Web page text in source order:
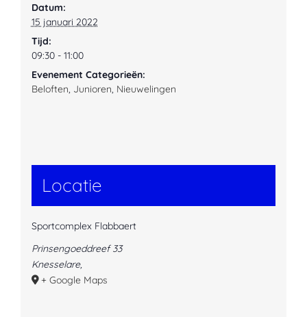
Datum:
15 januari 2022
Tijd:
09:30 - 11:00
Evenement Categorieën:
Beloften, Junioren, Nieuwelingen
Locatie
Sportcomplex Flabbaert
Prinsengoeddreef 33
Knesselare,
+ Google Maps